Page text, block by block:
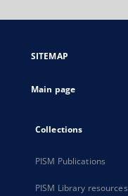
open
new
SITEMAP
Main page
Collections
PISM Publications
PISM Library resources